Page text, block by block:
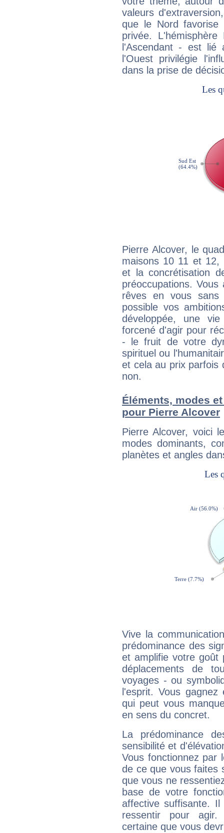
valeurs
que le Nord favorise
privée.
l'Ascendant - est
l'Ouest privilégie
dans la prise de
Pierre Alcover, le
maisons 10 11 et 12,
et la concrétisation
préoccupations.
rêves en vous sans
possible vos
développée, une
forcené d'agir pour
- le fruit de votre
spirituel ou
et cela au prix parfois
non.
Éléments, modes
pour Pierre Alcover
Pierre Alcover, voici
modes dominants,
planètes et angles
Vive la
prédominance des
et amplifie votre goût
déplacements de
voyages - ou
l'esprit. Vous
qui peut vous
en sens du concret.
La prédominance
sensibilité et
Vous fonctionnez
de ce que vous faites
que vous ne
base de votre
affective suffisante.
ressentir pour agir.
certaine que vous